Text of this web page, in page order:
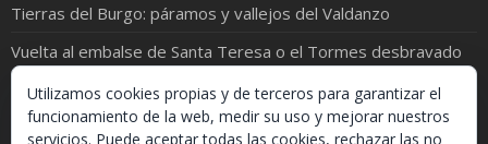
Tierras del Burgo: páramos y vallejos del Valdanzo
Vuelta al embalse de Santa Teresa o el Tormes desbravado
El Cea y el Valderaduey ¡juntos en una foto!
Utilizamos cookies propias y de terceros para garantizar el
funcionamiento de la web, medir su uso y mejorar nuestros
servicios. Puede aceptar todas las cookies, rechazar las no